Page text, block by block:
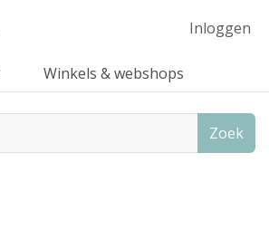
Inloggen
Winkels & webshops
Zoek